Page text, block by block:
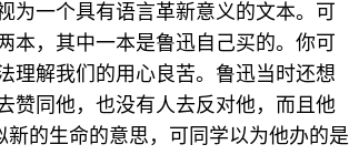
为一个具有语言革新意义的文本。可
本，其中一本是鲁迅自己买的。你可
理解我们的用心良苦。鲁迅当时还想
赞同他，也没有人去反对他，而且他
新的生命的意思，可同学以为他办的是